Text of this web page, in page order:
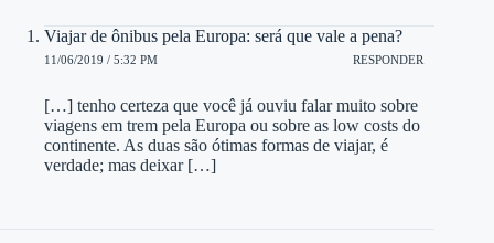
Viajar de ônibus pela Europa: será que vale a pena?
11/06/2019 / 5:32 PM RESPONDER
[…] tenho certeza que você já ouviu falar muito sobre
viagens em trem pela Europa ou sobre as low costs do
continente. As duas são ótimas formas de viajar, é
verdade; mas deixar […]